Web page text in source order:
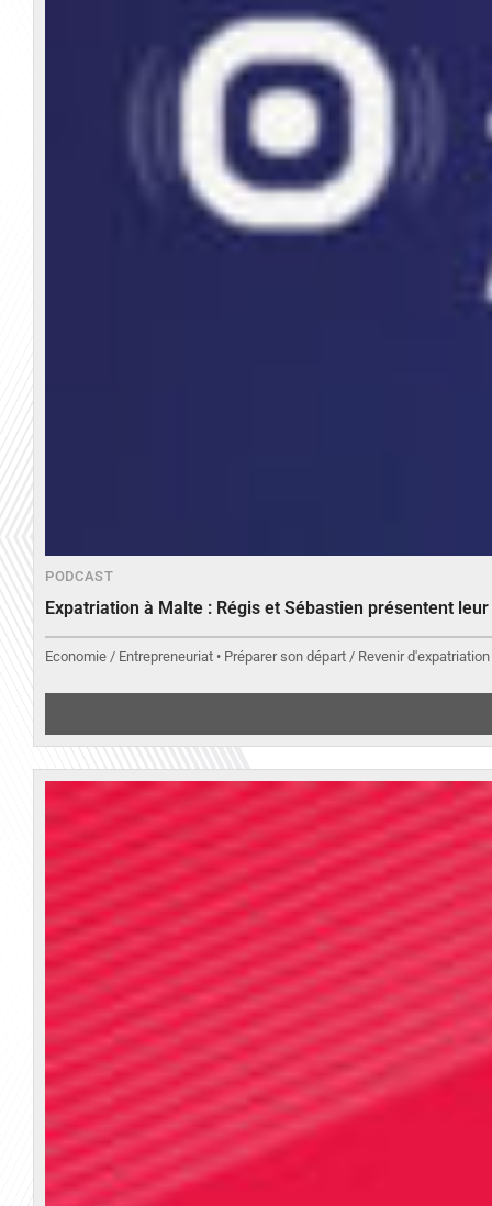
PODCAST
Expatriation à Malte : Régis et Sébastien présentent
Economie / Entrepreneuriat • Préparer son départ / Revenir d'expatriation